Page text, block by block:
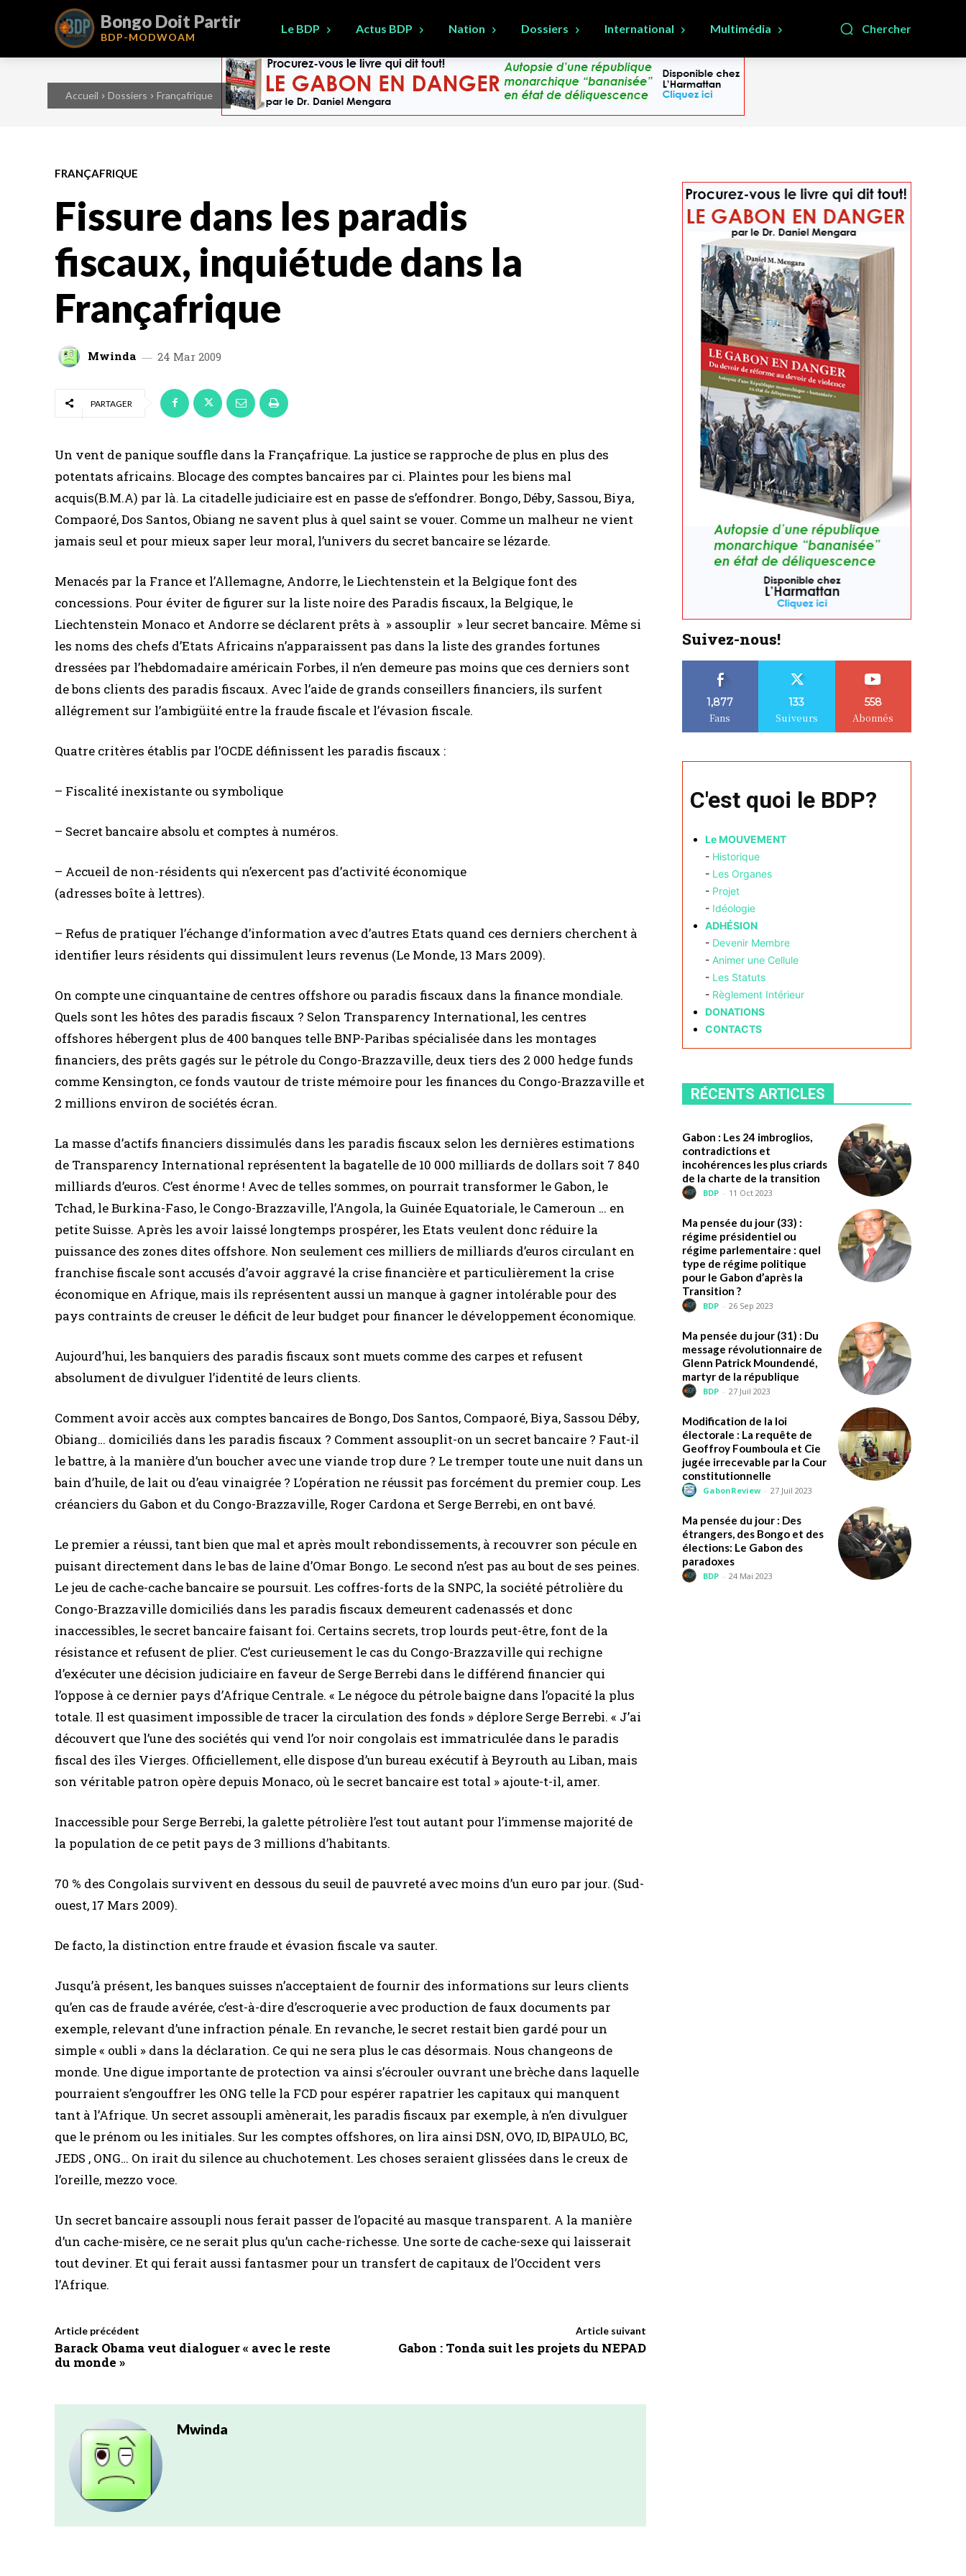
Bongo Doit Partir
BDP-MODWOAM
Chercher
Le BDP Actus BDP Nation Dossiers International Multimédia
Accueil Dossiers Françafrique
FRANÇAFRIQUE
Fissure dans les paradis
fiscaux, inquiétude dans la
Françafrique
Mwinda 24 Mar 2009
PARTAGER
Un vent de panique souffle dans la Françafrique. La justice se rapproche de plus en plus des
potentats africains. Blocage des comptes bancaires par ci. Plaintes pour les biens mal
acquis(B.M.A) par là. La citadelle judiciaire est en passe de s’effondrer. Bongo, Déby, Sassou, Biya,
Compaoré, Dos Santos, Obiang ne savent plus à quel saint se vouer. Comme un malheur ne vient
jamais seul et pour mieux saper leur moral, l’univers du secret bancaire se lézarde.
Menacés par la France et l’Allemagne, Andorre, le Liechtenstein et la Belgique font des
concessions. Pour éviter de figurer sur la liste noire des Paradis fiscaux, la Belgique, le
Liechtenstein Monaco et Andorre se déclarent prêts à » assouplir » leur secret bancaire. Même si
les noms des chefs d’Etats Africains n’apparaissent pas dans la liste des grandes fortunes
dressées par l’hebdomadaire américain Forbes, il n’en demeure pas moins que ces derniers sont
de bons clients des paradis fiscaux. Avec l’aide de grands conseillers financiers, ils surfent
allégrement sur l’ambigüité entre la fraude fiscale et l’évasion fiscale.
Quatre critères établis par l’OCDE définissent les paradis fiscaux :
– Fiscalité inexistante ou symbolique
– Secret bancaire absolu et comptes à numéros.
– Accueil de non-résidents qui n’exercent pas d’activité économique
(adresses boîte à lettres).
– Refus de pratiquer l’échange d’information avec d’autres Etats quand ces derniers cherchent à
identifier leurs résidents qui dissimulent leurs revenus (Le Monde, 13 Mars 2009).
On compte une cinquantaine de centres offshore ou paradis fiscaux dans la finance mondiale.
Quels sont les hôtes des paradis fiscaux ? Selon Transparency International, les centres
offshores hébergent plus de 400 banques telle BNP-Paribas spécialisée dans les montages
financiers, des prêts gagés sur le pétrole du Congo-Brazzaville, deux tiers des 2 000 hedge funds
comme Kensington, ce fonds vautour de triste mémoire pour les finances du Congo-Brazzaville et
2 millions environ de sociétés écran.
La masse d’actifs financiers dissimulés dans les paradis fiscaux selon les dernières estimations
de Transparency International représentent la bagatelle de 10 000 milliards de dollars soit 7 840
milliards d’euros. C’est énorme ! Avec de telles sommes, on pourrait transformer le Gabon, le
Tchad, le Burkina-Faso, le Congo-Brazzaville, l’Angola, la Guinée Equatoriale, le Cameroun … en
petite Suisse. Après les avoir laissé longtemps prospérer, les Etats veulent donc réduire la
puissance des zones dites offshore. Non seulement ces milliers de milliards d’euros circulant en
franchise fiscale sont accusés d’avoir aggravé la crise financière et particulièrement la crise
économique en Afrique, mais ils représentent aussi un manque à gagner intolérable pour des
pays contraints de creuser le déficit de leur budget pour financer le développement économique.
Aujourd’hui, les banquiers des paradis fiscaux sont muets comme des carpes et refusent
absolument de divulguer l’identité de leurs clients.
Comment avoir accès aux comptes bancaires de Bongo, Dos Santos, Compaoré, Biya, Sassou Déby,
Obiang… domiciliés dans les paradis fiscaux ? Comment assouplit-on un secret bancaire ? Faut-il
le battre, à la manière d’un boucher avec une viande trop dure ? Le tremper toute une nuit dans un
bain d’huile, de lait ou d’eau vinaigrée ? L’opération ne réussit pas forcément du premier coup. Les
créanciers du Gabon et du Congo-Brazzaville, Roger Cardona et Serge Berrebi, en ont bavé.
Le premier a réussi, tant bien que mal et après moult rebondissements, à recouvrer son pécule en
puisant directement dans le bas de laine d’Omar Bongo. Le second n’est pas au bout de ses peines.
Le jeu de cache-cache bancaire se poursuit. Les coffres-forts de la SNPC, la société pétrolière du
Congo-Brazzaville domiciliés dans les paradis fiscaux demeurent cadenassés et donc
inaccessibles, le secret bancaire faisant foi. Certains secrets, trop lourds peut-être, font de la
résistance et refusent de plier. C’est curieusement le cas du Congo-Brazzaville qui rechigne
d’exécuter une décision judiciaire en faveur de Serge Berrebi dans le différend financier qui
l’oppose à ce dernier pays d’Afrique Centrale. « Le négoce du pétrole baigne dans l’opacité la plus
totale. Il est quasiment impossible de tracer la circulation des fonds » déplore Serge Berrebi. « J’ai
découvert que l’une des sociétés qui vend l’or noir congolais est immatriculée dans le paradis
fiscal des îles Vierges. Officiellement, elle dispose d’un bureau exécutif à Beyrouth au Liban, mais
son véritable patron opère depuis Monaco, où le secret bancaire est total » ajoute-t-il, amer.
Inaccessible pour Serge Berrebi, la galette pétrolière l’est tout autant pour l’immense majorité de
la population de ce petit pays de 3 millions d’habitants.
70 % des Congolais survivent en dessous du seuil de pauvreté avec moins d’un euro par jour. (Sud-
ouest, 17 Mars 2009).
De facto, la distinction entre fraude et évasion fiscale va sauter.
Jusqu’à présent, les banques suisses n’acceptaient de fournir des informations sur leurs clients
qu’en cas de fraude avérée, c’est-à-dire d’escroquerie avec production de faux documents par
exemple, relevant d’une infraction pénale. En revanche, le secret restait bien gardé pour un
simple « oubli » dans la déclaration. Ce qui ne sera plus le cas désormais. Nous changeons de
monde. Une digue importante de protection va ainsi s’écrouler ouvrant une brèche dans laquelle
pourraient s’engouffrer les ONG telle la FCD pour espérer rapatrier les capitaux qui manquent
tant à l’Afrique. Un secret assoupli amènerait, les paradis fiscaux par exemple, à n’en divulguer
que le prénom ou les initiales. Sur les comptes offshores, on lira ainsi DSN, OVO, ID, BIPAULO, BC,
JEDS , ONG… On irait du silence au chuchotement. Les choses seraient glissées dans le creux de
l’oreille, mezzo voce.
Un secret bancaire assoupli nous ferait passer de l’opacité au masque transparent. A la manière
d’un cache-misère, ce ne serait plus qu’un cache-richesse. Une sorte de cache-sexe qui laisserait
tout deviner. Et qui ferait aussi fantasmer pour un transfert de capitaux de l’Occident vers
l’Afrique.
Article précédent
Barack Obama veut dialoguer « avec le reste
du monde »
Article suivant
Gabon : Tonda suit les projets du NEPAD
Mwinda
Suivez-nous!
1,877
Fans
133
Suiveurs
558
Abonnés
C'est quoi le BDP?
Le MOUVEMENT
- Historique
- Les Organes
- Projet
- Idéologie
ADHÉSION
- Devenir Membre
- Animer une Cellule
- Les Statuts
- Règlement Intérieur
DONATIONS
CONTACTS
RÉCENTS ARTICLES
Gabon : Les 24 imbroglios,
contradictions et
incohérences les plus criards
de la charte de la transition
BDP - 11 Oct 2023
Ma pensée du jour (33) :
régime présidentiel ou
régime parlementaire : quel
type de régime politique
pour le Gabon d’après la
Transition ?
BDP - 26 Sep 2023
Ma pensée du jour (31) : Du
message révolutionnaire de
Glenn Patrick Moundendé,
martyr de la république
BDP - 27 Juil 2023
Modification de la loi
électorale : La requête de
Geoffroy Foumboula et Cie
jugée irrecevable par la Cour
constitutionnelle
GabonReview - 27 Juil 2023
Ma pensée du jour : Des
étrangers, des Bongo et des
élections: Le Gabon des
paradoxes
BDP - 24 Mai 2023